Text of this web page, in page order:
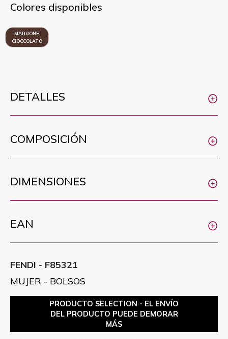
Colores disponibles
MARRONE,
CIOCCOLATO
DETALLES
COMPOSICIÓN
DIMENSIONES
EAN
FENDI - F85321
MUJER - BOLSOS
PRODUCTO SELECTION - EL ENVÍO
DEL PRODUCTO PUEDE DEMORAR
MÁS